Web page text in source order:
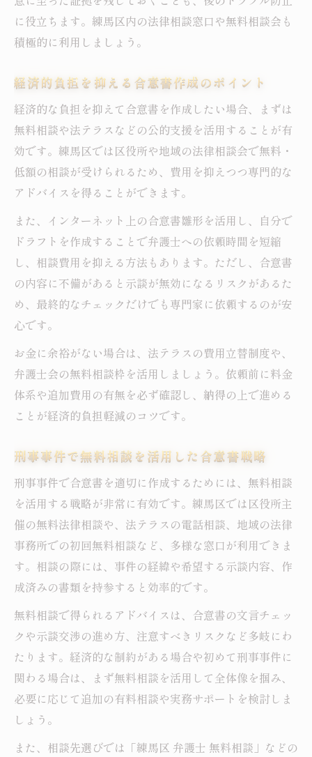
に役立ちます。練馬区内の法律相談窓口や無料相談会も
積極的に利用しましょう。
経済的負担を抑える合意書作成のポイント
経済的な負担を抑えて合意書を作成したい場合、まずは
無料相談や法テラスなどの公的支援を活用することが有
効です。練馬区では区役所や地域の法律相談会で無料・
低額の相談が受けられるため、費用を抑えつつ専門的な
アドバイスを得ることができます。
また、インターネット上の合意書雛形を活用し、自分で
ドラフトを作成することで弁護士への依頼時間を短縮
し、相談費用を抑える方法もあります。ただし、合意書
の内容に不備があると示談が無効になるリスクがあるた
め、最終的なチェックだけでも専門家に依頼するのが安
心です。
お金に余裕がない場合は、法テラスの費用立替制度や、
弁護士会の無料相談枠を活用しましょう。依頼前に料金
体系や追加費用の有無を必ず確認し、納得の上で進める
ことが経済的負担軽減のコツです。
刑事事件で無料相談を活用した合意書戦略
刑事事件で合意書を適切に作成するためには、無料相談
を活用する戦略が非常に有効です。練馬区では区役所主
催の無料法律相談や、法テラスの電話相談、地域の法律
事務所での初回無料相談など、多様な窓口が利用できま
す。相談の際には、事件の経緯や希望する示談内容、作
成済みの書類を持参すると効率的です。
無料相談で得られるアドバイスは、合意書の文言チェッ
クや示談交渉の進め方、注意すべきリスクなど多岐にわ
たります。経済的な制約がある場合や初めて刑事事件に
関わる場合は、まず無料相談を活用して全体像を掴み、
必要に応じて追加の有料相談や実務サポートを検討しま
しょう。
また、相談先選びでは「練馬区 弁護士 無料相談」などの